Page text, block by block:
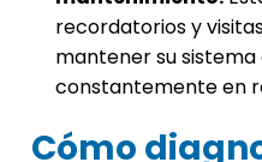
recordatorios y
mantener su
constantemente en
Cómo